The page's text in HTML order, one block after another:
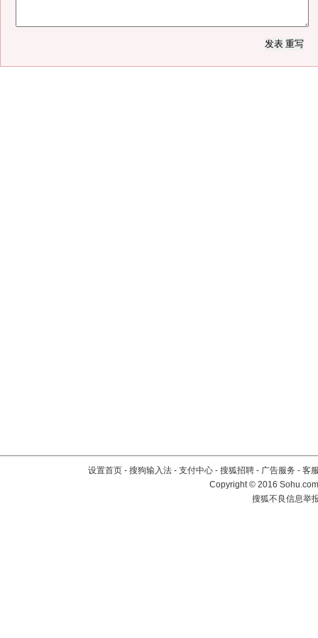
设置首页 - 搜狗输入法 - 支付中心 - 搜狐招聘 - 广告服务 - 客
Copyright©2016
搜狐不良信息举